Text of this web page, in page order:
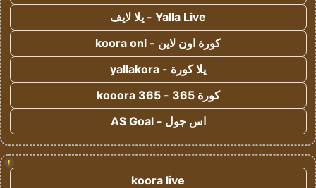
Yalla Live - يلا لايف
كورة اون لاين - koora onl
يلا كورة - yallakora
كورة 365 - kooora 365
اس جول - AS Goal
!
koora live